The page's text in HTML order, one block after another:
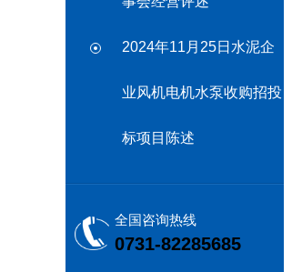
2024年11月25日水泥企
业风机电机水泵收购招投
标项目陈述
全国咨询热线
0731-82285685